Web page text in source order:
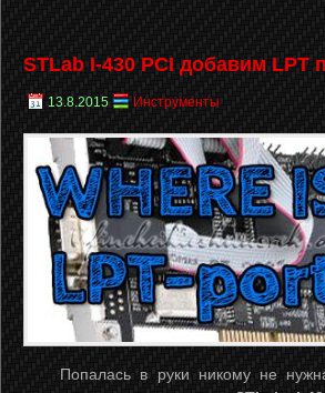
STLab I-430 PCI добавим LPT
13.8.2015 Инструменты
Попалась в руки никому не